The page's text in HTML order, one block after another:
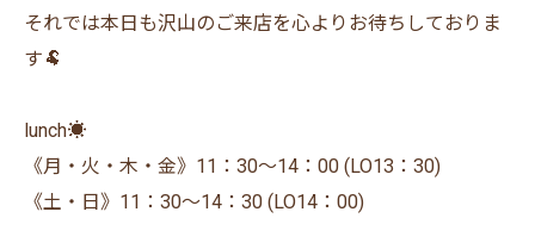
それでは本日も沢山のご来店を心よりお待ちしておりま
す🐏
lunch☀️
《月・火・木・金》11：30〜14：00 (LO13：30)
《土・日》11：30〜14：30 (LO14：00)